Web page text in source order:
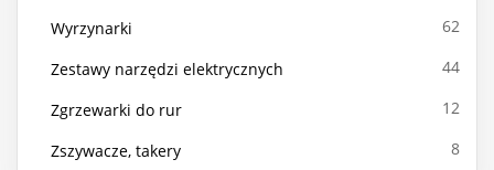
Wyrzynarki 62
Zestawy narzędzi elektrycznych 44
Zgrzewarki do rur 12
Zszywacze, takery 8